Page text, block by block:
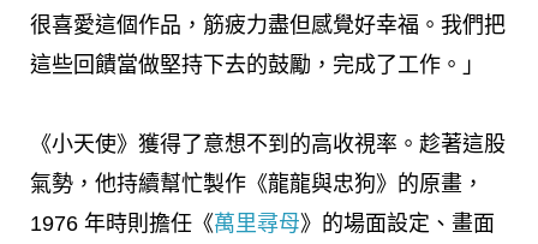
很喜愛這個作品，筋疲力盡但感覺好幸福。我們把
這些回饋當做堅持下去的鼓勵，完成了工作。」
《小天使》獲得了意想不到的高收視率。趁著這股
氣勢，他持續幫忙製作《龍龍與忠狗》的原畫，
1976 年時則擔任《萬里尋母》的場面設定、畫面